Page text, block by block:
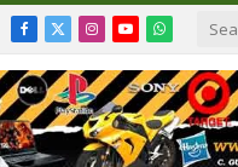
Facebook
X
(Twitter)
Instagram
YouTubeWhatsApp